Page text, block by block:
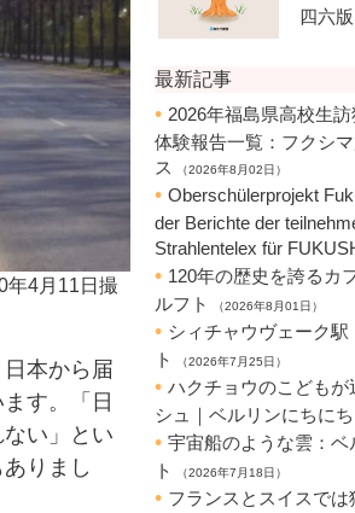
年4月11日撮
本から届
す。「日
い」とい
りまし